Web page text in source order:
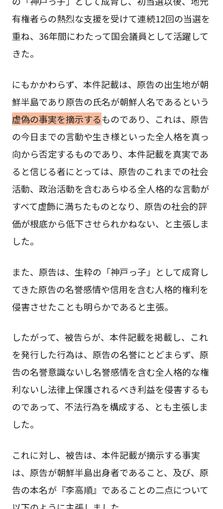
有権者らの熱烈な支援を受けて連続12回の当選を
重ね、36年間にわたって国会議員として活躍して
きた。
にもかかわらず、本件記載は、原告の出生地が朝
鮮半島であり原告の氏名が朝鮮人名であるという
虚偽の事実を摘示するものであり、これは、原告
の今日までの言動や生き様といった全人格を真っ
向から否定するものであり、本件記載を真実であ
ると信じる者にとっては、原告のこれまでの社会
活動、政治活動を含むあらゆる全人格的な言動が
すべて虚飾に満ちたものとなり、原告の社会的評
価が根底から低下させられかねない、と主張しま
した。
また、原告は、生粋の「神戸っ子」として成育し
てきた原告の名誉感情や信用を含む人格的権利を
侵害させたことも明らかであると主張。
したがって、被告らが、本件記載を掲載し、これ
を発行した行為は、原告の名誉にとどまらず、原
告の名誉意識ないし名誉感情を含む全人格的な権
利ないし法律上保護されるべき利益を侵害するも
のであって、不法行為を構成する、とも主張しま
した。
これに対し、被告は、本件記載が摘示する事実
は、原告が朝鮮半島出身者であること、及び、原
告の本名が『李高順』であることの二点について